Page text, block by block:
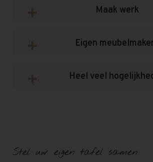
Maak werk
Eigen
Heel veel
Stel uw eigen tafel samen